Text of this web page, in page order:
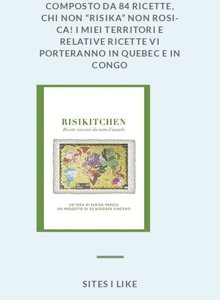
COMPOSTO DA 84 RICETTE,
CHI NON “RISIKA” NON ROSI-
CA! I MIEI TERRITORI E
RELATIVE RICETTE VI
PORTERANNO IN QUEBEC E IN
CONGO
SITES I LIKE